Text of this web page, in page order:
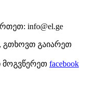
info@el.ge
გთხოვთ გაიარეთ
მოგვწერეთ facebook